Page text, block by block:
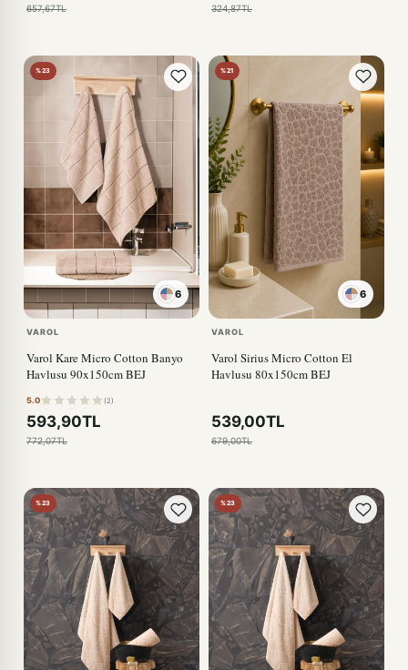
657,67TL 324,87TL
%23
6
VAROL
Varol Kare Micro Cotton Banyo
Havlusu 90x150cm BEJ
5.0 (2)
593,90TL
772,07TL
%21
6
VAROL
Varol Sirius Micro Cotton El
Havlusu 80x150cm BEJ
539,00TL
679,00TL
%23 %23